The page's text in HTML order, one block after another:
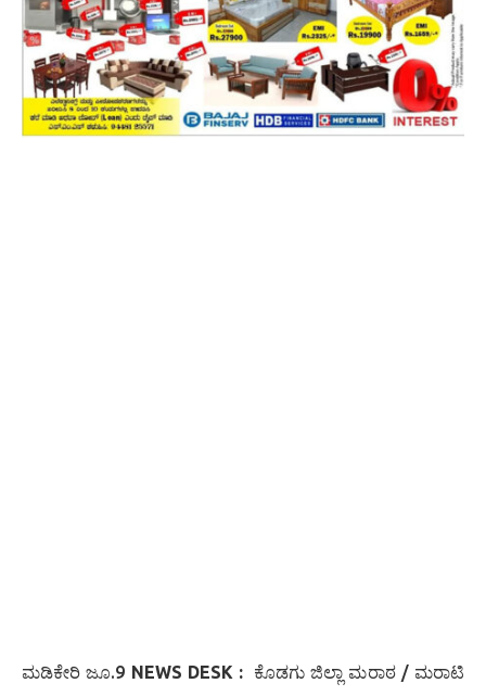
ಮಡಿಕೇರಿ ಜೂ.9 NEWS DESK : ಕೊಡಗು ಜಿಲ್ಲಾ ಮರಾಠ / ಮರಾಟಿ